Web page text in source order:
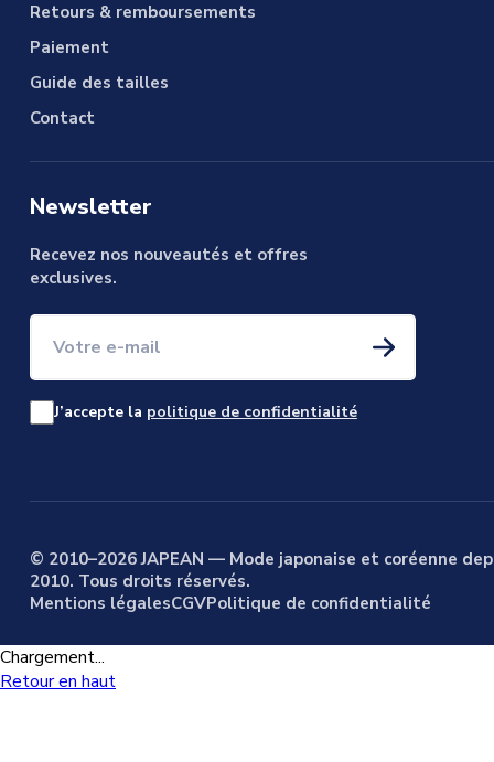
Retours & remboursements
Paiement
Guide des tailles
Contact
Newsletter
Recevez nos nouveautés et offres
exclusives.
J’accepte la politique de confidentialité
© 2010–2026 JAPEAN — Mode japonaise et coréenne
2010. Tous droits réservés.
Mentions légalesCGVPolitique de confidentialité
Chargement...
Retour en haut